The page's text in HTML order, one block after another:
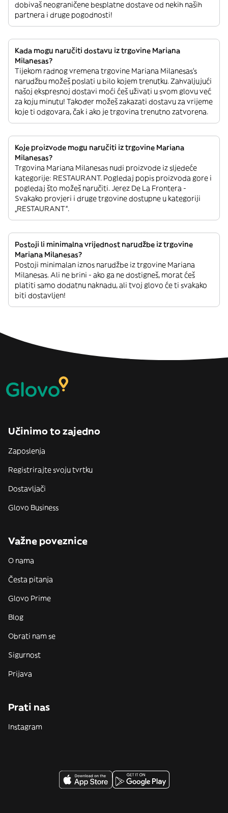
dobivaš neograničene besplatne dostave od nekih naših
partnera i druge pogodnosti!
Kada mogu naručiti dostavu iz trgovine Mariana
Milanesas?
Tijekom radnog vremena trgovine Mariana Milanesas’s
narudžbu možeš poslati u bilo kojem trenutku. Zahvaljujući
našoj ekspresnoj dostavi moći ćeš uživati u svom glovu već
za koju minutu! Također možeš zakazati dostavu za vrijeme
koje ti odgovara, čak i ako je trgovina trenutno zatvorena.
Koje proizvode mogu naručiti iz trgovine Mariana
Milanesas?
Trgovina Mariana Milanesas nudi proizvode iz sljedeće
kategorije: RESTAURANT. Pogledaj popis proizvoda gore i
pogledaj što možeš naručiti. Jerez De La Frontera -
Svakako provjeri i druge trgovine dostupne u kategoriji
„RESTAURANT“.
Postoji li minimalna vrijednost narudžbe iz trgovine
Mariana Milanesas?
Postoji minimalan iznos narudžbe iz trgovine Mariana
Milanesas. Ali ne brini - ako ga ne dostigneš, morat ćeš
platiti samo dodatnu naknadu, ali tvoj glovo će ti svakako
biti dostavljen!
Učinimo to zajedno
Zaposlenja
Registrirajte svoju tvrtku
Dostavljači
Glovo Business
Važne poveznice
O nama
Česta pitanja
Glovo Prime
Blog
Obrati nam se
Sigurnost
Prijava
Prati nas
Instagram